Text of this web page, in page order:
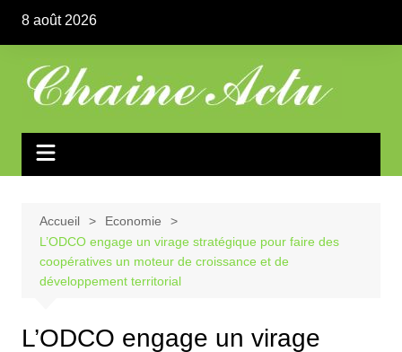
contenu
8 août 2026
Accueil
Economie
L’ODCO engage un virage stratégique pour faire des
coopératives un moteur de croissance et de
développement territorial
L’ODCO engage un virage